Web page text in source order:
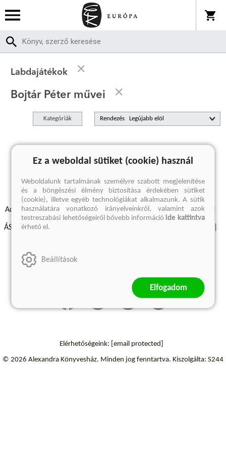
Labdajátékok
Bojtár Péter művei
Kategóriák Rendezés
A keresett kifejezésre nincs találat
Adatvédelmi szabályzatok Elállási felmondási nyilatkozat
ÁSZF - Vásárlási feltételek
Szállítási információk
Elérhetőségeink: [email protected]
© 2026 Alexandra Könyvesház. Minden jog fenntartva. Kiszolgálta: S244
Ez a weboldal sütiket (cookie) használ
Weboldalunk tartalmának személyre szabott megjelenítése
és a böngészési élmény biztosítása érdekében sütiket
(cookie), illetve egyéb technológiákat alkalmazunk. A sütik
használatára vonatkozó irányelveinkről, valamint azok
testreszabási lehetőségeiről bővebb információide kattintva
érhető el.
Beállítások
Elfogadom